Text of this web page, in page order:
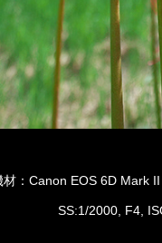
材：Canon EOS 6D Mark
SS:1/2000, F4,